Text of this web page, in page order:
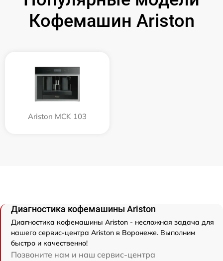
Кофемашин Ariston
Ariston MCK 103
Диагностика кофемашины Ariston
Диагностика кофемашины Ariston - несложная задача для
нашего сервис-центра Ariston в Воронеже. Выполним
быстро и качественно!
Позвоните нам и наш сервис-центра